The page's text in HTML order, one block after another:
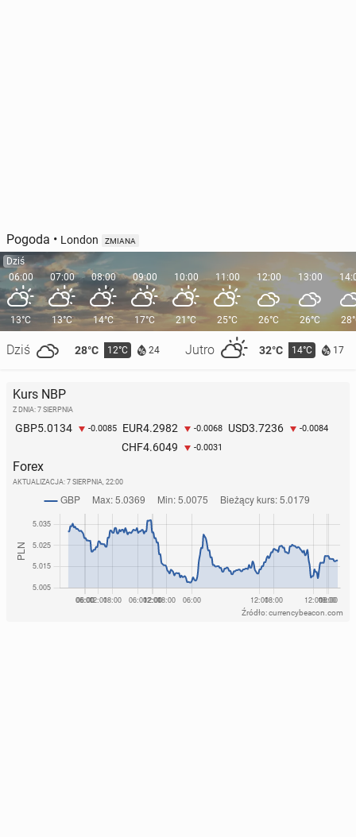
Pogoda • London ZMIANA
Dziś
06:00
13°C
Dziś 28°C 12°C 24 Jutro 32°C 14°C 17
07:00
13°C
08:00
14°C
09:00
17°C
10:00
21°C
11:00
25°C
12:00
26°C
13:00
26°C
Kurs NBP
Z DNIA: 7 SIERPNIA
GBP5.0134 -0.0085 EUR4.2982 -0.0068 USD3.7236 -0.0084
CHF4.6049 -0.0031
Forex
AKTUALIZACJA: 7 SIERPNIA, 22:00
Źródło: currencybeacon.com